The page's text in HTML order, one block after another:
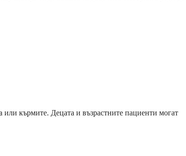
кърмите. Децата и възрастните пациенти могат